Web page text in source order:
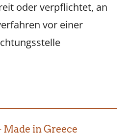
oder verpflichtet, an
vor einer
in Greece